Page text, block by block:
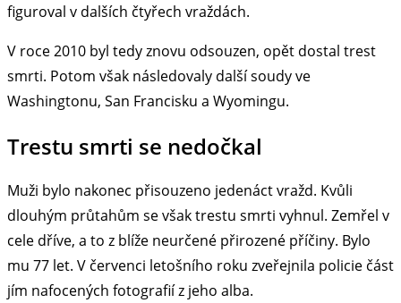
figuroval v dalších čtyřech vraždách.
V roce 2010 byl tedy znovu odsouzen, opět dostal trest
smrti. Potom však následovaly další soudy ve
Washingtonu, San Francisku a Wyomingu.
Trestu smrti se nedočkal
Muži bylo nakonec přisouzeno jedenáct vražd. Kvůli
dlouhým průtahům se však trestu smrti vyhnul. Zemřel v
cele dříve, a to z blíže neurčené přirozené příčiny. Bylo
mu 77 let. V červenci letošního roku zveřejnila policie část
jím nafocených fotografií z jeho alba.